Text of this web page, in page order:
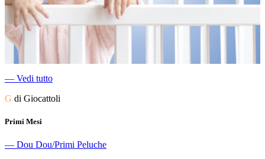
― Vedi tutto
G di Giocattoli
Primi Mesi
― Dou Dou/Primi Peluche